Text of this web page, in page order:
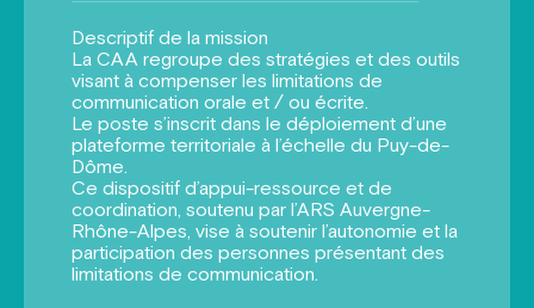
Descriptif de la mission
La CAA regroupe des stratégies et des outils
visant à compenser les limitations de
communication orale et / ou écrite.
Le poste s’inscrit dans le déploiement d’une
plateforme territoriale à l’échelle du Puy-de-
Dôme.
Ce dispositif d’appui-ressource et de
coordination, soutenu par l’ARS Auvergne-
Rhône-Alpes, vise à soutenir l’autonomie et la
participation des personnes présentant des
limitations de communication.